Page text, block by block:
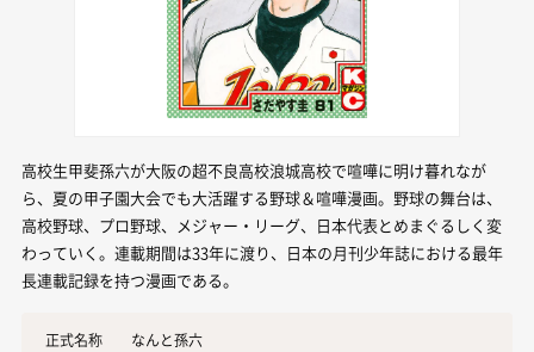
高校生甲斐孫六が大阪の超不良高校浪城高校で喧嘩に明け暮れなが
ら、夏の甲子園大会でも大活躍する野球＆喧嘩漫画。野球の舞台は、
高校野球、プロ野球、メジャー・リーグ、日本代表とめまぐるしく変
わっていく。連載期間は33年に渡り、日本の月刊少年誌における最年
長連載記録を持つ漫画である。
正式名称
なんと孫六